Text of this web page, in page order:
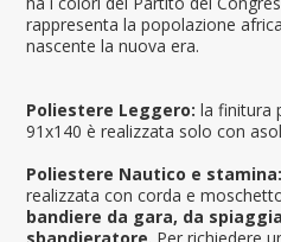
rappresenta la popolazione
nascente la nuova era.
Poliestere Leggero: la finitura
91x140 è realizzata solo con
Poliestere Nautico e stamina:
realizzata con corda e
bandiere da gara, da